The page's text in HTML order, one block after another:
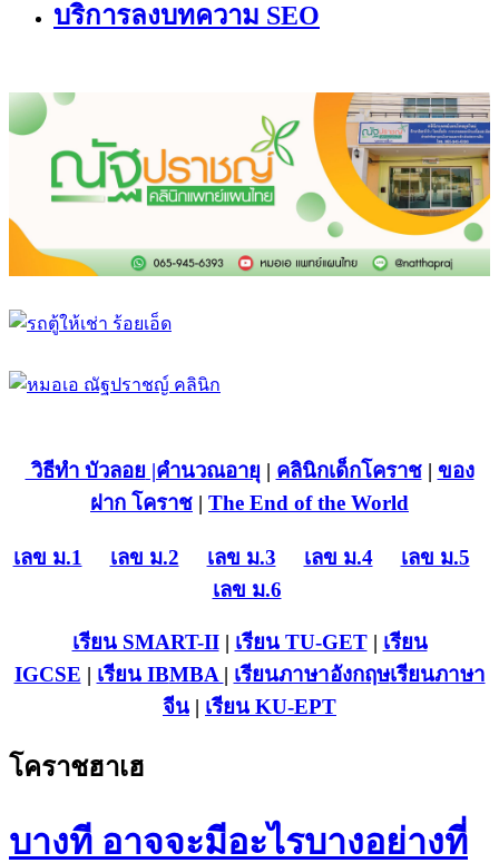
บริการลงบทความ SEO
วิธีทำ บัวลอย |คำนวณอายุ | คลินิกเด็กโคราช| ของ
ฝาก โคราช | The End of the World
เลข ม.1 เลข ม.2 เลข ม.3 เลข ม.4
เลข ม.5
เลข ม.6
เรียน SMART-II| เรียน TU-GET| เรียน
IGCSE | เรียน IBMBA | เรียนภาษาอังกฤษเรียนภาษา
จีน | เรียน KU-EPT
โคราชฮาเฮ
บางที อาจจะมีอะไรบางอย่างที่